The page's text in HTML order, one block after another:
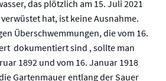
das plötzlich am 15. Juli 2021
hat, ist keine Ausnahme.
Überschwemmungen, die vom 16.
dokumentiert sind , sollte man
1892 und vom 16. Januar 1918
Gartenmauer entlang der Sauer